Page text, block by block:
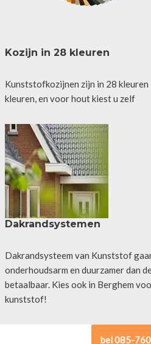
Kozijn in 28 kleuren
Kunststofkozijnen zijn in 28 kleuren
kleuren, en voor hout kiest u zelf
Dakrandsystemen
Dakrandsysteem van Kunststof
onderhoudsarm en duurzamer dan
betaalbaar. Kies ook in Berghem
kunststof!
bel 085-